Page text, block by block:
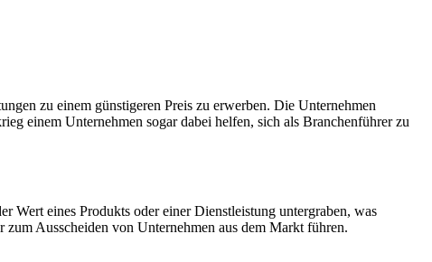
zu einem günstigeren Preis zu erwerben. Die Unternehmen
einem Unternehmen sogar dabei helfen, sich als Branchenführer zu
Wert eines Produkts oder einer Dienstleistung untergraben, was
Ausscheiden von Unternehmen aus dem Markt führen.